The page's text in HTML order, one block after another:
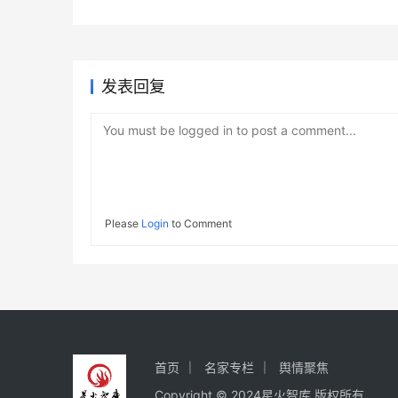
发表回复
You must be logged in to post a comment...
Please Login to Comment
首页 名家专栏
舆情聚焦
Copyright © 2024星火智库 版权所有